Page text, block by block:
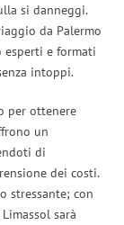
si danneggi.
da Palermo
esperti e formati
intoppi.
per ottenere
un
di
dei costi.
stressante; con
sarà